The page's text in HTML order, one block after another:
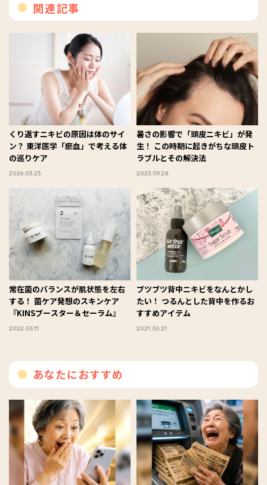
関連記事
くり返すニキビの原因は体のサイ
ン？ 東洋医学「瘀血」で考える体
の巡りケア
2026.03.23
暑さの影響で「頭皮ニキビ」が発
生！ この時期に起きがちな頭皮ト
ラブルとその解決法
2023.09.28
常在菌のバランスが肌状態を左右
する！ 菌ケア発想のスキンケア
『KINSブースター＆セーラム』
2022.03.11
ブツブツ背中ニキビをなんとかし
たい！ つるんとした背中を作るお
すすめアイテム
2021.06.21
あなたにおすすめ